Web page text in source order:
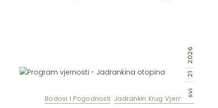
svi
21
2026
Bodovi I Pogodnosti Jadrankin Krug Vjernosti